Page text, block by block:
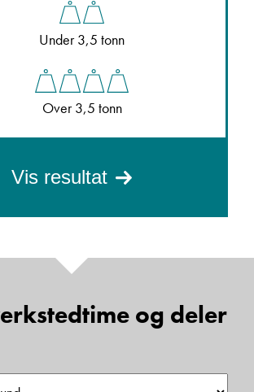
Under 3,5 tonn
Over 3,5 tonn
Vis resultat
og deler